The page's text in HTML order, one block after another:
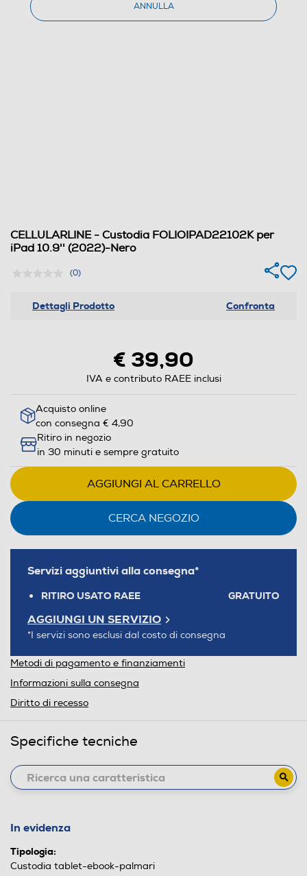
CELLULARLINE - Custodia FOLIOIPAD22102K per
iPad 10.9'' (2022)-Nero
(0)
Dettagli Prodotto Confronta
€ 39,90
IVA e contributo RAEE inclusi
Acquisto online
con consegna € 4,90
Ritiro in negozio
in 30 minuti e sempre gratuito
AGGIUNGI AL CARRELLO
CERCA NEGOZIO
Servizi aggiuntivi alla consegna*
RITIRO USATO RAEE GRATUITO
AGGIUNGI UN SERVIZIO
*I servizi sono esclusi dal costo di consegna
Metodi di pagamento e finanziamenti
Informazioni sulla consegna
Diritto di recesso
Specifiche tecniche
In evidenza
Tipologia:
Custodia tablet-ebook-palmari
ANNULLA